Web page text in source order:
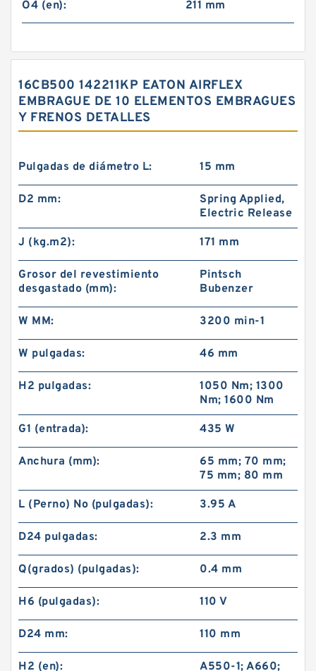
O4 (en): 211 mm
16CB500 142211KP EATON AIRFLEX
EMBRAGUE DE 10 ELEMENTOS EMBRAGUES
Y FRENOS DETALLES
Pulgadas de diámetro L: 15 mm
D2 mm:
Spring Applied,
Electric Release
J (kg.m2): 171 mm
Grosor del revestimiento
desgastado (mm):
Pintsch
Bubenzer
W MM: 3200 min-1
W pulgadas: 46 mm
H2 pulgadas:
1050 Nm; 1300
Nm; 1600 Nm
G1 (entrada): 435 W
Anchura (mm):
65 mm; 70 mm;
75 mm; 80 mm
L (Perno) No (pulgadas): 3.95 A
D24 pulgadas: 2.3 mm
Q(grados) (pulgadas): 0.4 mm
H6 (pulgadas): 110 V
D24 mm: 110 mm
H2 (en): A550-1; A660;